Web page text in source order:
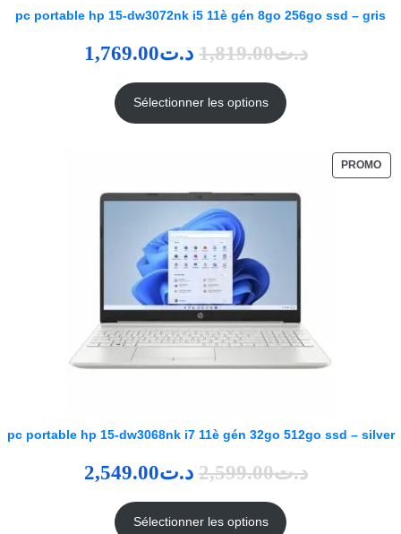
pc portable hp 15-dw3072nk i5 11è gén 8go 256go ssd – gris
د.ت1,819.00 د.ت1,769.00
Sélectionner les options
PROMO
pc portable hp 15-dw3068nk i7 11è gén 32go 512go ssd – silver
د.ت2,599.00 د.ت2,549.00
Sélectionner les options